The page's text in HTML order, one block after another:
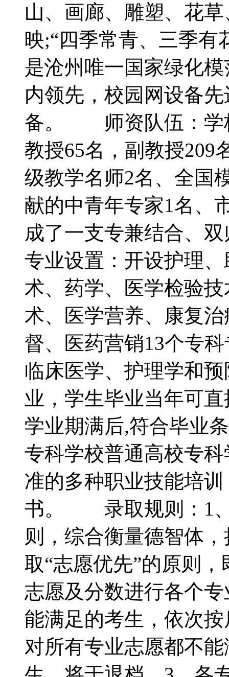
山、画廊、雕塑、花
映;“四季常青、三季有
是沧州唯一国家绿化
内领先，校园网设备
备。 师资队伍：学
教授65名，副教授209
级教学名师2名、全国
献的中青年专家1名、
成了一支专兼结合
专业设置：开设护理
术、药学、医学检验
术、医学营养、康复
督、医药营销13个专
临床医学、护理学和
业，学生毕业当年可
学业期满后,符合毕业
专科学校普通高校专
准的多种职业技能培
书。 录取规则：1、
则，综合衡量德智体
取“志愿优先”的原则
志愿及分数进行各个
能满足的考生，依次
对所有专业志愿都不